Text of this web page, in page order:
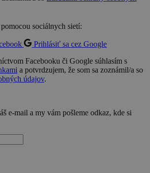
sociálnych sietí:
Prihlásiť sa cez Google
Facebooku či Google súhlasím s
a potvrdzujem, že som sa zoznámil/a so
údajov.
e-mail a my vám pošleme odkaz, kde si